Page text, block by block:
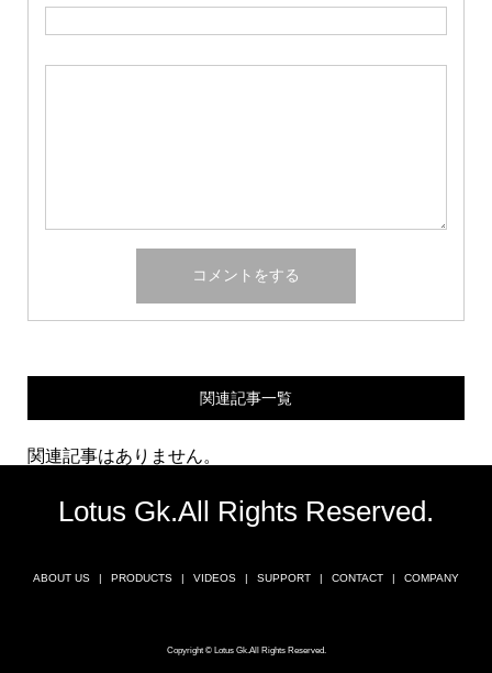
関連記事一覧
関連記事はありません。
Lotus Gk.All Rights Reserved.
ABOUT US PRODUCTS VIDEOS SUPPORT CONTACT COMPANY
Copyright © Lotus Gk.All Rights Reserved.